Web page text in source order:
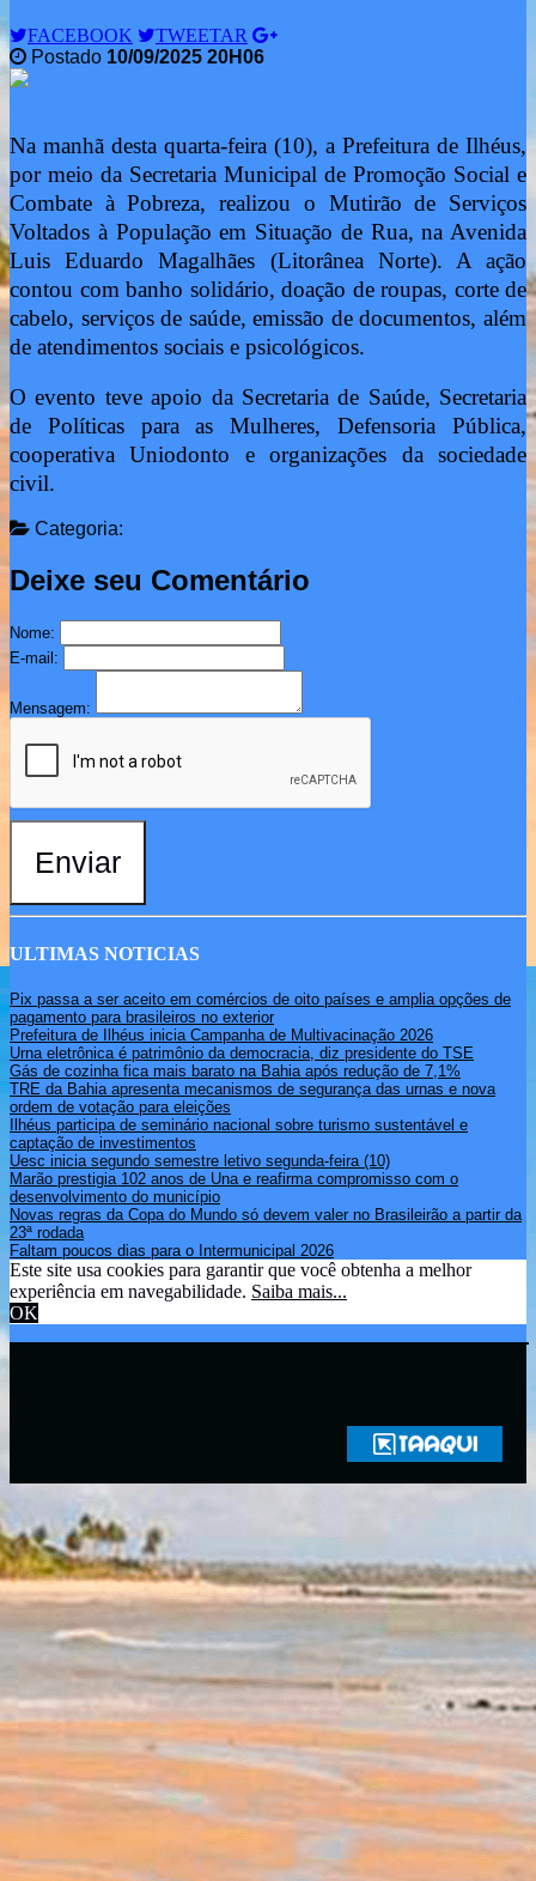
FACEBOOK
TWEETAR
Postado 10/09/2025 20H06
Na manhã desta quarta-feira (10), a Prefeitura de Ilhéus,
por meio da Secretaria Municipal de Promoção Social e
Combate à Pobreza, realizou o Mutirão de Serviços
Voltados à População em Situação de Rua, na Avenida
Luis Eduardo Magalhães (Litorânea Norte). A ação
contou com banho solidário, doação de roupas, corte de
cabelo, serviços de saúde, emissão de documentos, além
de atendimentos sociais e psicológicos.
O evento teve apoio da Secretaria de Saúde, Secretaria
de Políticas para as Mulheres, Defensoria Pública,
cooperativa Uniodonto e organizações da sociedade
civil.
Categoria:
Deixe seu Comentário
Nome:
E-mail:
Mensagem:
Enviar
ULTIMAS NOTICIAS
Pix passa a ser aceito em comércios de oito países e amplia opções de
pagamento para brasileiros no exterior
Prefeitura de Ilhéus inicia Campanha de Multivacinação 2026
Urna eletrônica é patrimônio da democracia, diz presidente do TSE
Gás de cozinha fica mais barato na Bahia após redução de 7,1%
TRE da Bahia apresenta mecanismos de segurança das urnas e nova
ordem de votação para eleições
Ilhéus participa de seminário nacional sobre turismo sustentável e
captação de investimentos
Uesc inicia segundo semestre letivo segunda-feira (10)
Marão prestigia 102 anos de Una e reafirma compromisso com o
desenvolvimento do município
Novas regras da Copa do Mundo só devem valer no Brasileirão a partir da
23ª rodada
Faltam poucos dias para o Intermunicipal 2026
Este site usa cookies para garantir que você obtenha a melhor
experiência em navegabilidade. Saiba mais...
OK